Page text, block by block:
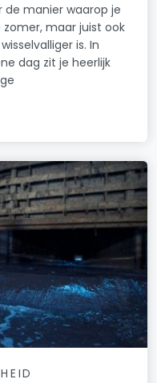
de manier waarop je
maar juist ook
is. In
dag zit je heerlijk